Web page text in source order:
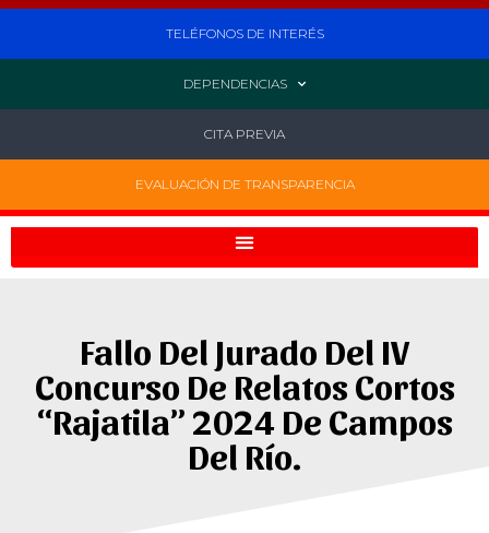
TELÉFONOS DE INTERÉS
DEPENDENCIAS
CITA PREVIA
EVALUACIÓN DE TRANSPARENCIA
Fallo Del Jurado Del IV
Concurso De Relatos Cortos
“Rajatila” 2024 De Campos
Del Río.